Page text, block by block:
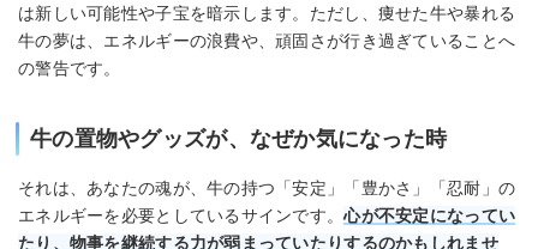
は新しい可能性や子宝を暗示します。ただし、痩せた牛や暴れる
牛の夢は、エネルギーの浪費や、頑固さが行き過ぎていることへ
の警告です。
牛の置物やグッズが、なぜか気になった時
それは、あなたの魂が、牛の持つ「安定」「豊かさ」「忍耐」の
エネルギーを必要としているサインです。心が不安定になってい
たり、物事を継続する力が弱まっていたりするのかもしれませ